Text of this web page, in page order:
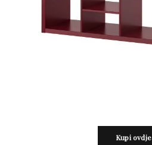
Kupi ovdje